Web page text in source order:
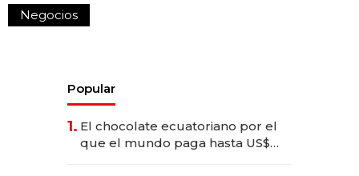
Negocios
Popular
1. El chocolate ecuatoriano por el
que el mundo paga hasta US$